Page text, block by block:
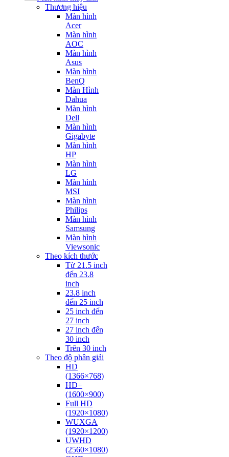
Thương hiệu
Màn hình
Acer
Màn hình
AOC
Màn hình
Asus
Màn hình
BenQ
Màn Hình
Dahua
Màn hình
Dell
Màn hình
Gigabyte
Màn hình
HP
Màn hình
LG
Màn hình
MSI
Màn hình
Philips
Màn hình
Samsung
Màn hình
Viewsonic
Theo kích thước
Từ 21.5 inch
đến 23.8
inch
23.8 inch
đến 25 inch
25 inch đến
27 inch
27 inch đến
30 inch
Trên 30 inch
Theo độ phân giải
HD
(1366×768)
HD+
(1600×900)
Full HD
(1920×1080)
WUXGA
(1920×1200)
UWHD
(2560×1080)